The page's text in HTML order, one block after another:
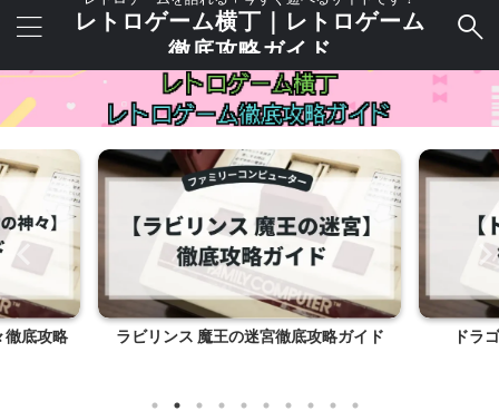
レトロゲーム横丁｜レトロゲーム
徹底攻略ガイド
徹底攻略 ラビリンス 魔王の迷宮徹底攻略ガイド ドラ